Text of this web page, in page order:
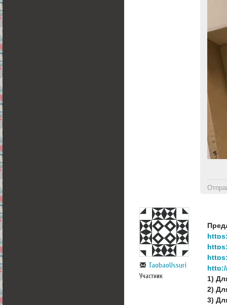
TaobaoUssuri
Участник
1)
2)
3)